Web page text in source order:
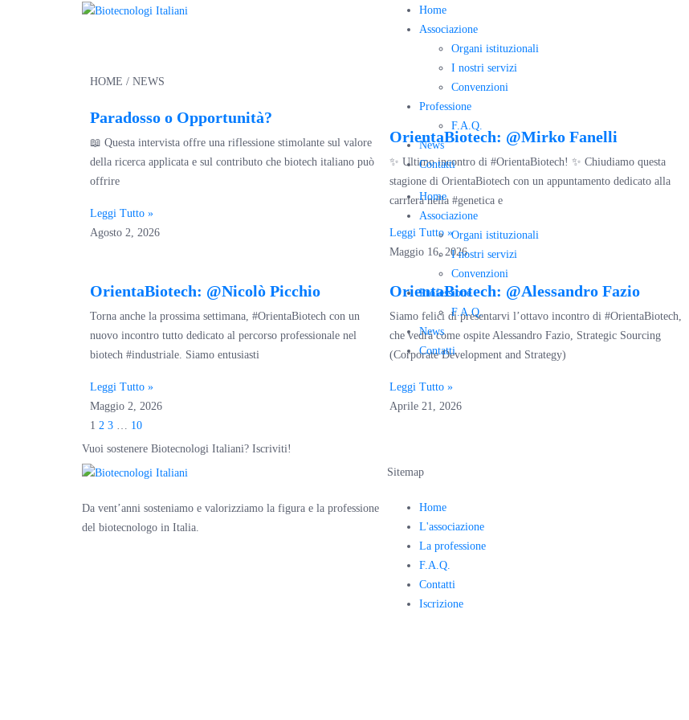
Home
Associazione
Organi istituzionali
I nostri servizi
Convenzioni
Professione
F.A.Q.
News
Contatti
Home
Associazione
Organi istituzionali
I nostri servizi
Convenzioni
Professione
F.A.Q.
News
Contatti
Novità
HOME / NEWS
Paradosso o Opportunità?
📖 Questa intervista offre una riflessione stimolante sul valore
della ricerca applicata e sul contributo che biotech italiano può
offrire
Leggi Tutto »
Agosto 2, 2026
OrientaBiotech: @Mirko Fanelli
✨ Ultimo incontro di #OrientaBiotech! ✨ Chiudiamo questa
stagione di OrientaBiotech con un appuntamento dedicato alla
carriera nella #genetica e
Leggi Tutto »
Maggio 16, 2026
OrientaBiotech: @Nicolò Picchio
Torna anche la prossima settimana, #OrientaBiotech con un
nuovo incontro tutto dedicato al percorso professionale nel
biotech #industriale. Siamo entusiasti
Leggi Tutto »
Maggio 2, 2026
OrientaBiotech: @Alessandro Fazio
Siamo felici di presentarvi l’ottavo incontro di #OrientaBiotech,
che vedrà come ospite Alessandro Fazio, Strategic Sourcing
(Corporate Development and Strategy)
Leggi Tutto »
Aprile 21, 2026
1 2 3 … 10
Vuoi sostenere Biotecnologi Italiani? Iscriviti!
Da vent’anni sosteniamo e valorizziamo la figura e la professione
del biotecnologo in Italia.
Sitemap
Home
L'associazione
La professione
F.A.Q.
Contatti
Iscrizione